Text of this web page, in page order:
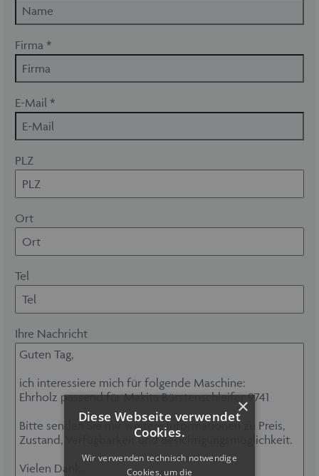
Firma *
E-Mail *
PLZ
Ort
Tel
Ihre Nachricht
×
Diese Webseite verwendet
Cookies.
Wir verwenden technisch notwendige
Cookies, um die